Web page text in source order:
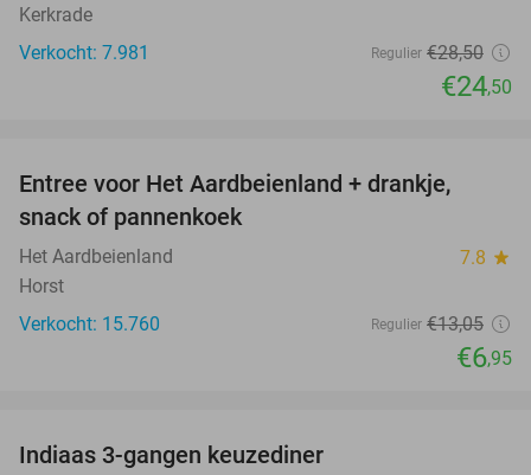
Kerkrade
Verkocht: 7.981
Regulier €28,50
€24,50
Entree voor Het Aardbeienland + drankje,
snack of pannenkoek
Het Aardbeienland 7.8 star
Horst
Verkocht: 15.760
Regulier €13,05
€6,95
Indiaas 3-gangen keuzediner